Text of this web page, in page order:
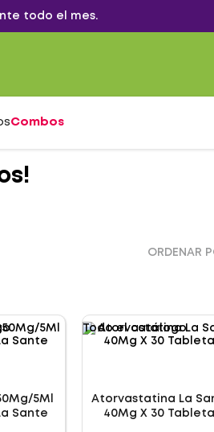
todo el mes.
Combos
ORDENAR
5Ml
Sante
Todo el catálogo
Atorvastatina La
40Mg X 30